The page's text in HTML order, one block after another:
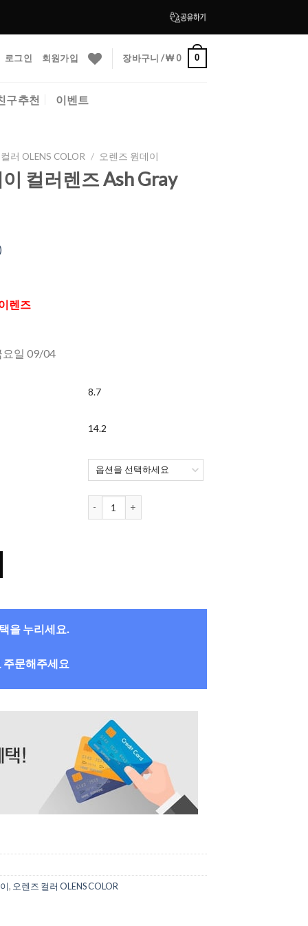
로그인 회원가입 장바구니 /₩0 0
구추천 이벤트
러 OLENS COLOR / 오렌즈 원데이
컬러렌즈 Ash Gray
렌즈
요일 09/04
(20개들이) 수량
8.7
14.2
오렌즈 Misty 원데이 컬러렌즈 Ash Gray (20개들이) 수량
을 누리세요.
문해주세요
, 오렌즈 컬러 OLENS COLOR